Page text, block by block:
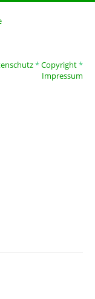
*Copyright*
Impressum